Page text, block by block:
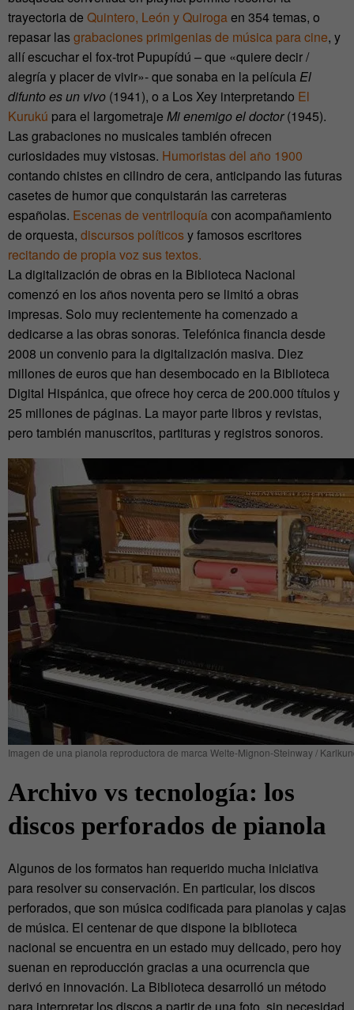
trayectoria de Quintero, León y Quirogaen 354 temas, o
repasar lasgrabaciones primigenias de música para cine, y
allí escuchar el fox-trot Pupupídú – que «quiere decir /
alegría y placer de vivir»- que sonaba en la películaEl
difunto es un vivo (1941), o a Los Xey interpretando El
Kurukú para el largometraje Mi enemigo el doctor(1945).
Las grabaciones no musicales también ofrecen
curiosidades muy vistosas. Humoristas del año 1900
contando chistes en cilindro de cera, anticipando las futuras
casetes de humor que conquistarán las carreteras
españolas. Escenas de ventriloquíacon acompañamiento
de orquesta, discursos políticosy famosos escritores
recitando de propia voz sus textos.
La digitalización de obras en la Biblioteca Nacional
comenzó en los años noventa pero se limitó a obras
impresas. Solo muy recientemente ha comenzado a
dedicarse a las obras sonoras. Telefónica financia desde
2008 un convenio para la digitalización masiva. Diez
millones de euros que han desembocado en la Biblioteca
Digital Hispánica, que ofrece hoy cerca de 200.000 títulos y
25 millones de páginas. La mayor parte libros y revistas,
pero también manuscritos, partituras y registros sonoros.
Imagen de una pianola reproductora de marca Welte-Mignon-Steinway /
Archivo vs tecnología: los
discos perforados de pianola
Algunos de los formatos han requerido mucha iniciativa
para resolver su conservación. En particular, los discos
perforados, que son música codificada para pianolas y cajas
de música. El centenar de que dispone la biblioteca
nacional se encuentra en un estado muy delicado, pero hoy
suenan en reproducción gracias a una ocurrencia que
derivó en innovación. La Biblioteca desarrolló un método
para interpretar los discos a partir de una foto, sin necesidad